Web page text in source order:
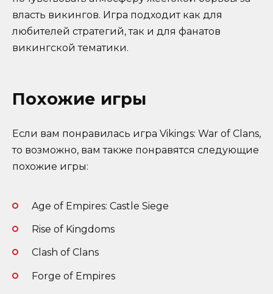
власть викингов. Игра подходит как для
любителей стратегий, так и для фанатов
викингской тематики.
Похожие игры
Если вам понравилась игра Vikings: War of Clans,
то возможно, вам также понравятся следующие
похожие игры:
Age of Empires: Castle Siege
Rise of Kingdoms
Clash of Clans
Forge of Empires